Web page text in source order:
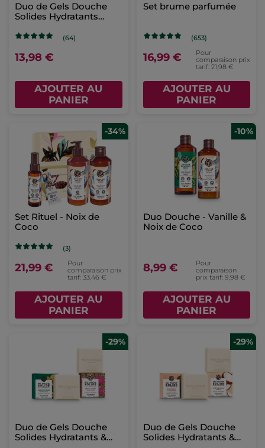
Duo de Gels Douche
Solides Hydratants
(64)
13,98 €
AJOUTER AU
PANIER
Set brume parfumée
(653)
16,99 €
Pour
comparaison prix
tarif: 21,98 €
AJOUTER AU
PANIER
-34%
Set Rituel - Noix de
Coco​
(3)
21,99 €
Pour
comparaison prix
tarif: 33,46 €
AJOUTER AU
PANIER
-10%
Duo Douche - Vanille &
Noix de Coco
8,99 €
Pour
comparaison
prix tarif: 9,98 €
AJOUTER AU
PANIER
-29%
Duo de Gels Douche
Solides Hydratants &
-29%
Duo de Gels Douche
Solides Hydratants &